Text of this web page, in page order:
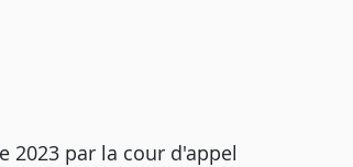
2023 par la cour d'appel